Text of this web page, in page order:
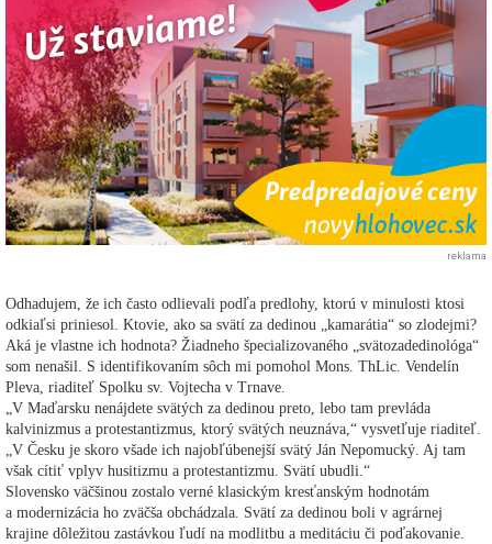
reklama
Odhadujem, že ich často odlievali podľa predlohy, ktorú v minulosti ktosi
odkiaľsi priniesol. Ktovie, ako sa svätí za dedinou „kamarátia“ so zlodejmi?
Aká je vlastne ich hodnota? Žiadneho špecializovaného „svätozadedinológa“
som nenašil. S identifikovaním sôch mi pomohol Mons. ThLic. Vendelín
Pleva, riaditeľ Spolku sv. Vojtecha v Trnave.
„V Maďarsku nenájdete svätých za dedinou preto, lebo tam prevláda
kalvinizmus a protestantizmus, ktorý svätých neuznáva,“ vysvetľuje riaditeľ.
„V Česku je skoro všade ich najobľúbenejší svätý Ján Nepomucký. Aj tam
však cítiť vplyv husitizmu a protestantizmu. Svätí ubudli.“
Slovensko väčšinou zostalo verné klasickým kresťanským hodnotám
a modernizácia ho zväčša obchádzala. Svätí za dedinou boli v agrárnej
krajine dôležitou zastávkou ľudí na modlitbu a meditáciu či poďakovanie.